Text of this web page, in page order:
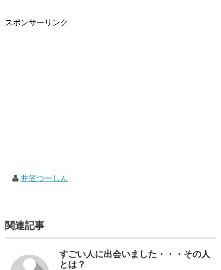
スポンサーリンク
井笠つーしん
関連記事
すごい人に出会いました・・・その人
とは？